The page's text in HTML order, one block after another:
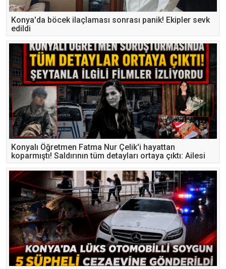
Konya'da böcek ilaçlaması sonrası panik! Ekipler sevk
edildi
Konyalı Öğretmen Fatma Nur Çelik'i hayattan
koparmıştı! Saldırının tüm detayları ortaya çıktı: Ailesi